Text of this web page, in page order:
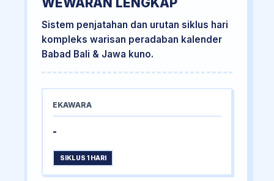
Sistem penjatahan dan urutan siklus hari
kompleks warisan peradaban kalender
Babad Bali & Jawa kuno.
EKAWARA
-
SIKLUS 1 HARI